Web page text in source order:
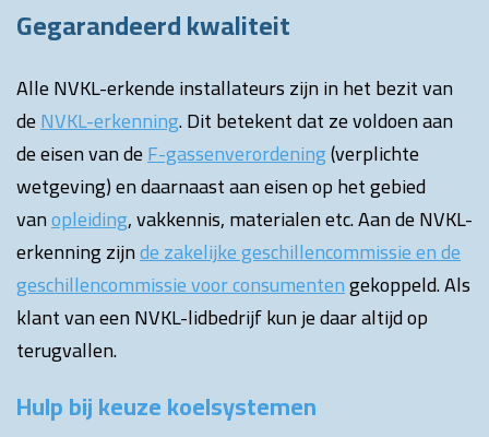
Gegarandeerd kwaliteit
Alle NVKL-erkende installateurs zijn in het bezit van
deNVKL-erkenning. Dit betekent dat ze voldoen aan
de eisen van deF-gassenverordening(verplichte
wetgeving) en daarnaast aan eisen op het gebied
vanopleiding, vakkennis, materialen etc. Aan de NVKL-
erkenning zijnde zakelijke geschillencommissie en de
geschillencommissie voor consumentengekoppeld. Als
klant van een NVKL-lidbedrijf kun je daar altijd op
terugvallen.
Hulp bij keuze koelsystemen